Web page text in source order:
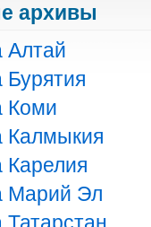
архивы
Алтай
Бурятия
Коми
Калмыкия
Карелия
Марий Эл